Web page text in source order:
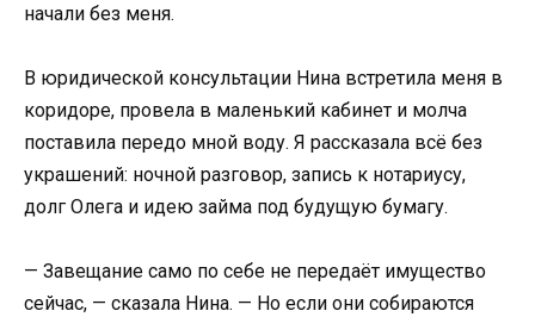
начали без меня.
В юридической консультации Нина встретила меня в
коридоре, провела в маленький кабинет и молча
поставила передо мной воду. Я рассказала всё без
украшений: ночной разговор, запись к нотариусу,
долг Олега и идею займа под будущую бумагу.
— Завещание само по себе не передаёт имущество
сейчас, — сказала Нина. — Но если они собираются